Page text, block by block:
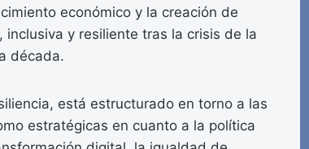
económico y la creación de
y resiliente tras la crisis de la
década.
está estructurado en torno a las
estratégicas en cuanto a la política